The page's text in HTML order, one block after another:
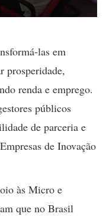
las em
prosperidade,
renda e emprego.
públicos
de parceria e
de Inovação
às Micro e
que no Brasil